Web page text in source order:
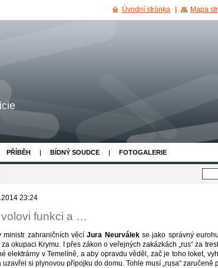
PŘÍBĚH BÍDNÝ SOUDCE FOTOGALERIE
23:24
volovi funkci a …
ministr zahraničních věcíJura Neurválekse jako správný
za okupaci Krymu. I přes zákon o veřejných zakázkách „rus“ za
elektrárny v Temelíně, a aby opravdu věděl, zač je toho loket,
uzavřel si plynovou přípojku do domu. Tohle musí „rusa“ zaručeně
Úvodní stránka Mapa